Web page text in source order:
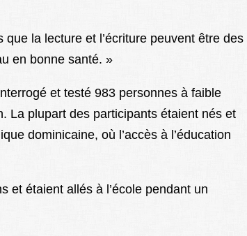
la lecture et l’écriture peuvent être des
en bonne santé. »
et testé 983 personnes à faible
La plupart des participants étaient nés et
dominicaine, où l’accès à l’éducation
et étaient allés à l’école pendant un